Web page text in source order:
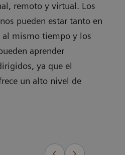
remoto y virtual. Los
pueden estar tanto en
mismo tiempo y los
aprender
ya que el
un alto nivel de